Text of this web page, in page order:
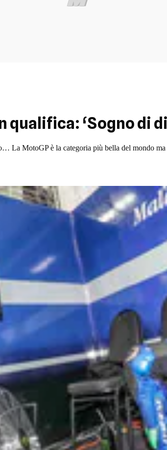
qualifica: ‘Sogno di
La MotoGP è la categoria più bella del mondo